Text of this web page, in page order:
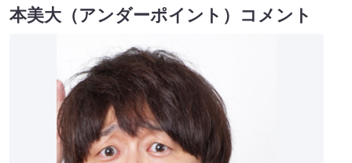
本美大（アンダーポイント）コメント